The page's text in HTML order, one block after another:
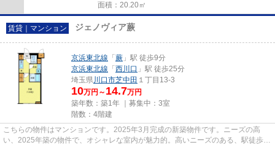
面積：20.20㎡
賃貸｜マンション ジェノヴィア蕨
京浜東北線 「 蕨 」駅 徒歩9分
京浜東北線 「 西川口 」駅 徒歩25分
埼玉県川口市芝中田 １丁目13-3
10万円～ 14.7万円
築年数：築1年 ｜募集中： 3室
階数：4階建
こちらの物件はマンションです。2025年3月完成の新築物件です。ニーズの高
い、2025年築の物件で、オシャレな室内が魅力的。高いニーズのある、駅徒歩9